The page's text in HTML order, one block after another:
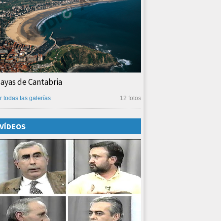
de Cantabria
12 fotos
todas las galerías
VÍDEOS